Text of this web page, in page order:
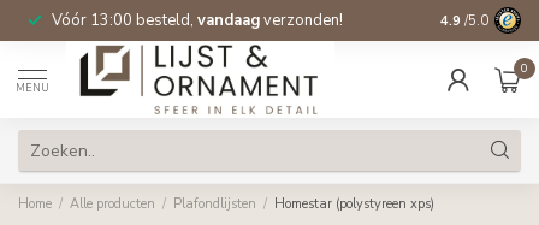
Vóór 13:00 besteld, vandaagverzonden! Gratis
4.9 /5.0
MENU
0
Home / Alle producten / Plafondlijsten / Homestar (polystyreen xps)